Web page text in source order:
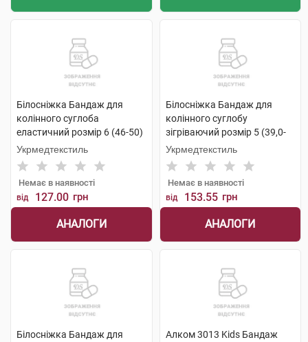
Білосніжка Бандаж для
колінного суглоба
еластичний розмір 6 (46-50)
1 шт
Укрмедтекстиль
Немає в наявності
від 127.00 грн
АНАЛОГИ
Білосніжка Бандаж для
колінного суглобу
зігріваючий розмір 5 (39,0-
41,5см) 1 шт
Укрмедтекстиль
Немає в наявності
від 153.55 грн
АНАЛОГИ
Білосніжка Бандаж для
Алком 3013 Kids Бандаж